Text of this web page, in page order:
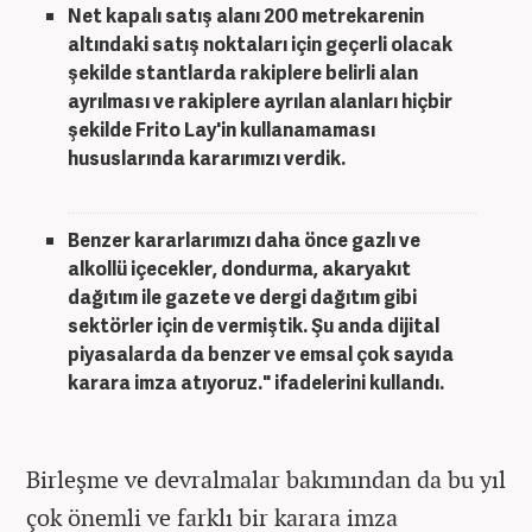
Net kapalı satış alanı 200 metrekarenin
altındaki satış noktaları için geçerli olacak
şekilde stantlarda rakiplere belirli alan
ayrılması ve rakiplere ayrılan alanları hiçbir
şekilde Frito Lay'in kullanamaması
hususlarında kararımızı verdik.
Benzer kararlarımızı daha önce gazlı ve
alkollü içecekler, dondurma, akaryakıt
dağıtım ile gazete ve dergi dağıtım gibi
sektörler için de vermiştik. Şu anda dijital
piyasalarda da benzer ve emsal çok sayıda
karara imza atıyoruz." ifadelerini kullandı.
Birleşme ve devralmalar bakımından da bu yıl
çok önemli ve farklı bir karara imza